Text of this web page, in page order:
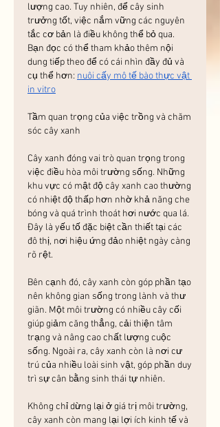
lượng cao. Tuy nhiên, để cây sinh
trưởng tốt, việc nắm vững các nguyên
tắc cơ bản là điều không thể bỏ qua.
Bạn đọc có thể tham khảo thêm nội
dung tiếp theo để có cái nhìn đầy đủ và
cụ thể hơn: nuôi cấy mô tế bào thực vật
in vitro
Tầm quan trọng của việc trồng và chăm
sóc cây xanh
Cây xanh đóng vai trò quan trọng trong
việc điều hòa môi trường sống. Những
khu vực có mật độ cây xanh cao thường
có nhiệt độ thấp hơn nhờ khả năng che
bóng và quá trình thoát hơi nước qua lá.
Đây là yếu tố đặc biệt cần thiết tại các
đô thị, nơi hiệu ứng đảo nhiệt ngày càng
rõ rệt.
Bên cạnh đó, cây xanh còn góp phần tạo
nên không gian sống trong lành và thư
giãn. Một môi trường có nhiều cây cối
giúp giảm căng thẳng, cải thiện tâm
trạng và nâng cao chất lượng cuộc
sống. Ngoài ra, cây xanh còn là nơi cư
trú của nhiều loài sinh vật, góp phần duy
trì sự cân bằng sinh thái tự nhiên.
Không chỉ dừng lại ở giá trị môi trường,
cây xanh còn mang lại lợi ích kinh tế và